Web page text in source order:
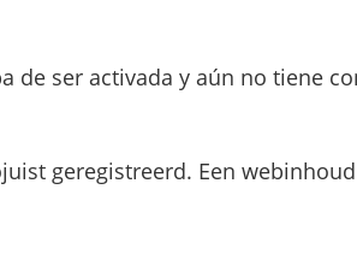
de ser activada y aún no tiene
geregistreerd. Een